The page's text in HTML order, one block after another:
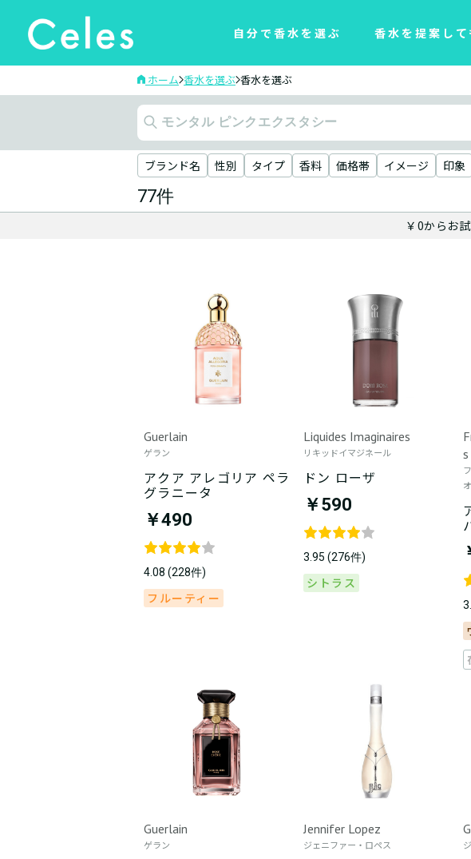
自分で香水を選ぶ 香水を提案して
ホーム 香水を選ぶ 香水を選ぶ
ブランド名 性別 タイプ 香料 価格帯 イメージ 印象
77件
￥0からお
Guerlain
ゲラン
アクア アレゴリア ペラ
グラニータ
￥490
4.08 (228件)
フルーティー
Liquides Imaginaires
リキッドイマジネール
ドン ローザ
￥590
3.95 (276件)
シトラス
s
Guerlain
ゲラン
Jennifer Lopez
ジェニファー・ロペス